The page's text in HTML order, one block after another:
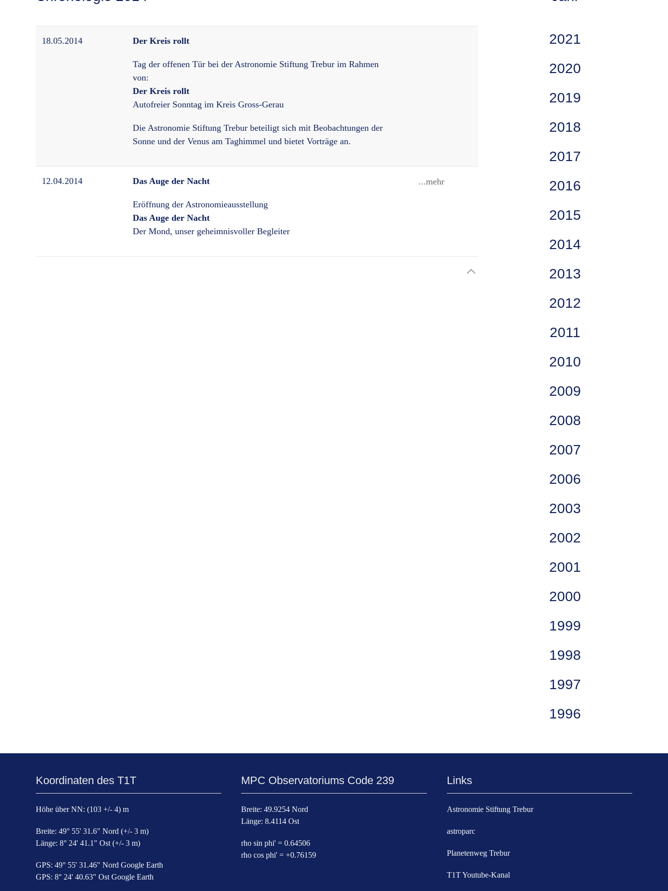
18.05.2014 Der Kreis rollt
Tag der offenen Tür bei der Astronomie Stiftung Trebur im Rahmen
von:
Der Kreis rollt
Autofreier Sonntag im Kreis Gross-Gerau
Die Astronomie Stiftung Trebur beteiligt sich mit Beobachtungen der
Sonne und der Venus am Taghimmel und bietet Vorträge an.
12.04.2014 Das Auge der Nacht
Eröffnung der Astronomieausstellung
Das Auge der Nacht
Der Mond, unser geheimnisvoller Begleiter
...mehr
2021
2020
2019
2018
2017
2016
2015
2014
2013
2012
2011
2010
2009
2008
2007
2006
2003
2002
2001
2000
1999
1998
1997
1996
Koordinaten des T1T
Höhe über NN: (103 +/- 4) m
Breite: 49° 55' 31.6" Nord (+/- 3 m)
Länge: 8° 24' 41.1" Ost (+/- 3 m)
GPS: 49° 55' 31.46" Nord Google Earth
GPS: 8° 24' 40.63" Ost Google Earth
MPC Observatoriums Code 239
Breite: 49.9254 Nord
Länge: 8.4114 Ost
rho sin phi' = 0.64506
rho cos phi' = +0.76159
Links
Astronomie Stiftung Trebur
astroparc
Planetenweg Trebur
T1T Youtube-Kanal